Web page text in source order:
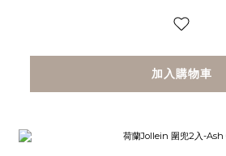
加入購物車